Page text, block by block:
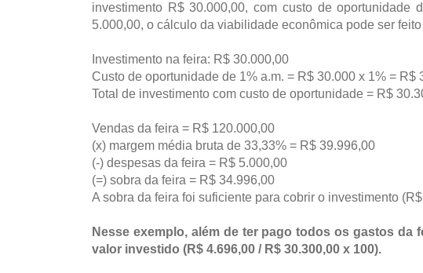
investimento R$ 30.000,00, com custo de
5.000,00, o cálculo da viabilidade econômica pode ser
Investimento na feira: R$ 30.000,00
Custo de oportunidade de 1% a.m. = R$ 30.000 x 1% = R$
Total de investimento com custo de oportunidade = R$
Vendas da feira = R$ 120.000,00
(x) margem média bruta de 33,33% = R$ 39.996,00
(-) despesas da feira = R$ 5.000,00
(=) sobra da feira = R$ 34.996,00
A sobra da feira foi suficiente para cobrir o investimento
Nesse exemplo, além de ter pago todos os gastos da
valor investido (R$ 4.696,00 / R$ 30.300,00 x 100).